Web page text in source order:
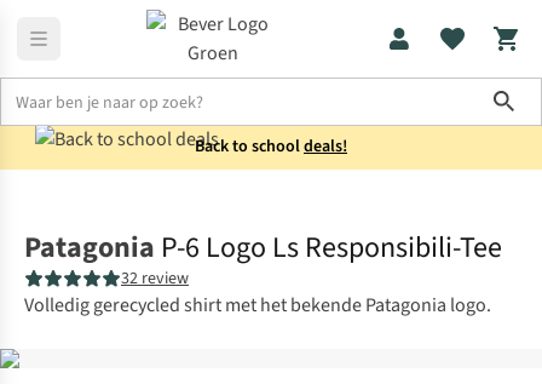
Back to schooldeals!
Patagonia P-6 Logo Ls Responsibili-Tee
32 review
Volledig gerecycled shirt met het bekende Patagonia logo.